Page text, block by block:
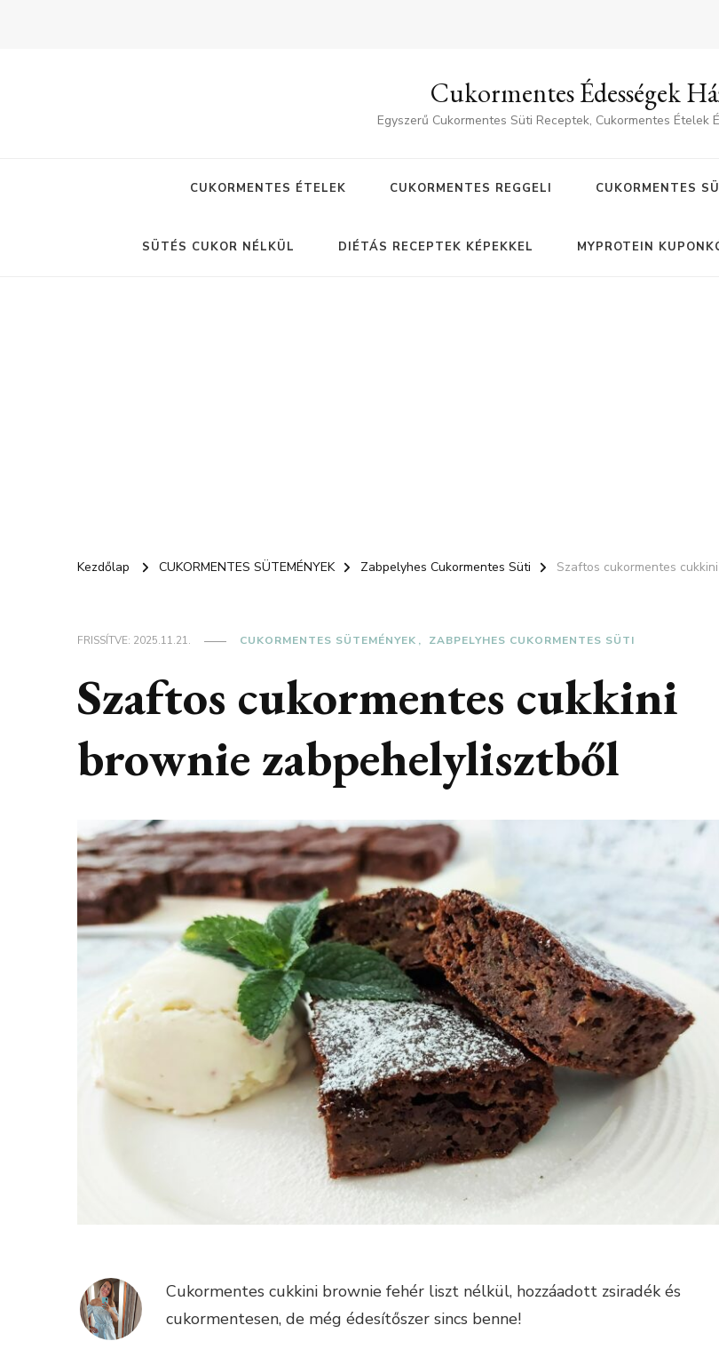
Cukormentes Édességek
Egyszerű Cukormentes Süti Receptek, Cukormentes Ételek
CUKORMENTES ÉTELEK CUKORMENTES REGGELI CUKORMENTES
SÜTÉS CUKOR NÉLKÜL DIÉTÁS RECEPTEK KÉPEKKEL MYPROTEIN
Kezdőlap CUKORMENTES SÜTEMÉNYEK Zabpelyhes Cukormentes Süti Szaftos cukormentes
FRISSÍTVE: 2025.11.21. CUKORMENTES SÜTEMÉNYEK ZABPELYHES CUKORMENTES SÜTI
Szaftos cukormentes cukkini
brownie zabpehelylisztből
Cukormentes cukkini brownie fehér liszt nélkül, hozzáadott zsiradék és
cukormentesen, de még édesítőszer sincs benne!